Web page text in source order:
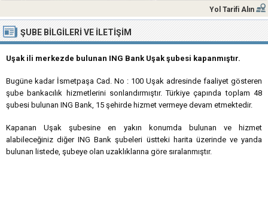
Yol Tarifi Alın
ŞUBE BILGILERI VE İLETIŞIM
Uşak ili merkezde bulunan ING Bank Uşak şubesi kapanmıştır.
Bugüne kadar İsmetpaşa Cad. No : 100 Uşak adresinde faaliyet gösteren
şube bankacılık hizmetlerini sonlandırmıştır. Türkiye çapında toplam 48
şubesi bulunan ING Bank, 15 şehirde hizmet vermeye devam etmektedir.
Kapanan Uşak şubesine en yakın konumda bulunan ve hizmet
alabileceğiniz diğer ING Bank şubeleri üstteki harita üzerinde ve yanda
bulunan listede, şubeye olan uzaklıklarına göre sıralanmıştır.